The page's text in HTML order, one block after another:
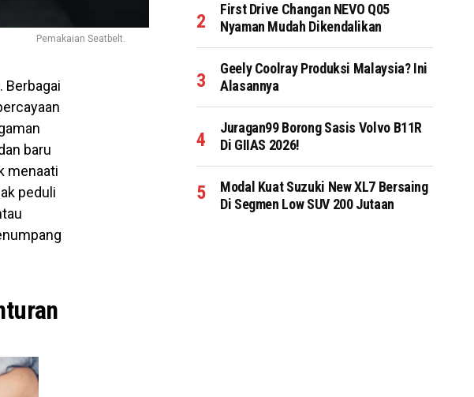
Pemakaian Seatbelt.
Berbagai
baru
menaati
peduli
First Drive Changan NEVO Q05
Nyaman Mudah Dikendalikan
Geely Coolray Produksi Malaysia? Ini
Alasannya
Juragan99 Borong Sasis Volvo B11R
Di GIIAS 2026!
Modal Kuat Suzuki New XL7 Bersaing
Di Segmen Low SUV 200 Jutaan